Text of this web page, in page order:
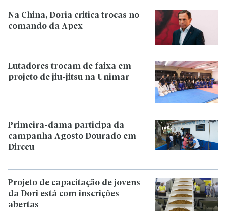
Na China, Doria critica trocas no
comando da Apex
Lutadores trocam de faixa em
projeto de jiu-jitsu na Unimar
Primeira-dama participa da
campanha Agosto Dourado em
Dirceu
Projeto de capacitação de jovens
da Dori está com inscrições
abertas